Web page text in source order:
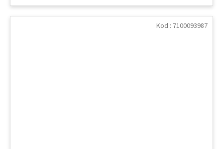
Kod : 7100093987